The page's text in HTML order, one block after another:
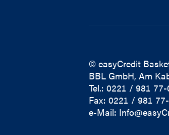
© easyCredit
BBL GmbH, Am
Tel.: 0221 / 981 77-
Fax: 0221 / 981
e-Mail: